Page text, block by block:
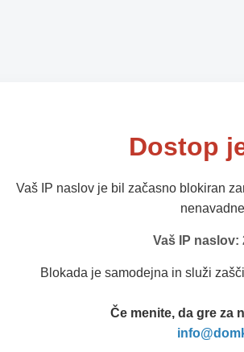
Dostop
Vaš IP naslov je bil začasno blokiran
Vaš IP naslov:
Blokada je samodejna in služi
Če menite, da gre za